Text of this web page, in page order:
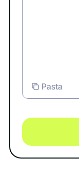
Pasta